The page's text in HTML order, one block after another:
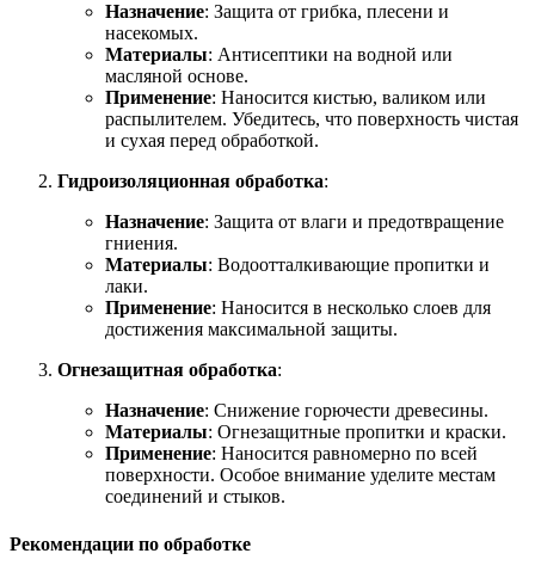
Назначение: Защита от грибка, плесени и
насекомых.
Материалы: Антисептики на водной или
масляной основе.
Применение: Наносится кистью, валиком или
распылителем. Убедитесь, что поверхность чистая
и сухая перед обработкой.
Гидроизоляционная обработка:
Назначение: Защита от влаги и предотвращение
гниения.
Материалы: Водоотталкивающие пропитки и
лаки.
Применение: Наносится в несколько слоев для
достижения максимальной защиты.
Огнезащитная обработка:
Назначение: Снижение горючести древесины.
Материалы: Огнезащитные пропитки и краски.
Применение: Наносится равномерно по всей
поверхности. Особое внимание уделите местам
соединений и стыков.
Рекомендации по обработке